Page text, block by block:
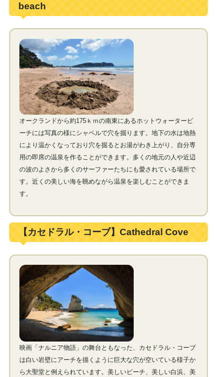
beach
オークランドから約175ｋｍの南東にあるホットウォータービ
ーチには写真の様にシャベルで穴を掘ります。地下の水は地熱
により温かくなっており穴を掘るとお湯がわき上がり、自分専
用の即席の温泉を作ることができます。多くの地元の人や近辺
の波のよさから多くのサーファーたちにも愛されている場所で
す。近くの美しい海を眺めながら温泉を楽しむことができま
す。
【カセドラル・コーブ】Cathedral Cove
映画「ナルニア物語」の舞台ともなった、カセドラル・コーブ
は白い岩壁にアーチを描くように巨大な穴が空いている様子か
ら大聖堂と例えられています。美しいビーチ、美しい白浜、美